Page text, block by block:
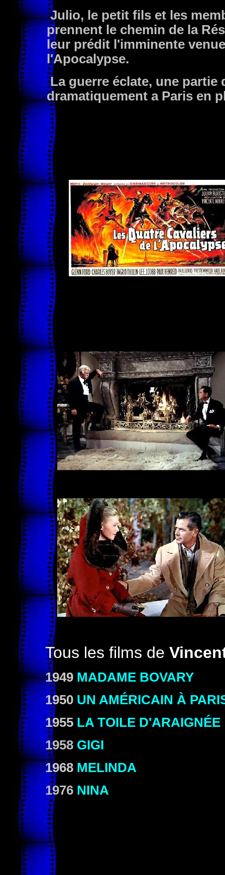
Julio, le petit fils et les
prennent le chemin de la
leur prédit l'imminente
l'Apocalypse.
La guerre éclate, une partie
dramatiquement a Paris en
Tous les films de
1949 MADAME BOVARY
1950 UN AMÉRICAIN À
1955 LA TOILE D'ARAIGNÉE
1958 GIGI
1968 MELINDA
1976 NINA